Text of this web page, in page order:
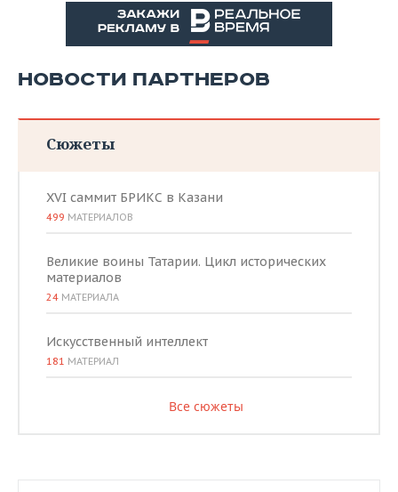
НОВОСТИ ПАРТНЕРОВ
Сюжеты
XVI саммит БРИКС в Казани
499 МАТЕРИАЛОВ
Великие воины Татарии. Цикл исторических
материалов
24 МАТЕРИАЛА
Искусственный интеллект
181 МАТЕРИАЛ
Все сюжеты